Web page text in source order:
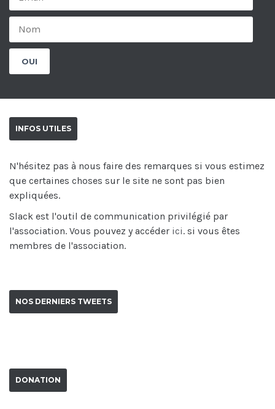
INFOS UTILES
N'hésitez pas à nous faire des remarques si vous estimez
que certaines choses sur le site ne sont pas bien
expliquées.
Slack est l'outil de communication privilégié par
l'association. Vous pouvez y accéder ici. si vous êtes
membres de l'association.
NOS DERNIERS TWEETS
DONATION